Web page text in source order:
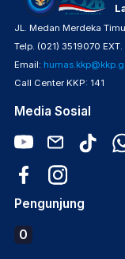
JL. Medan Merdeka
Telp. (021) 3519070
Email:
Call Center KKP: 141
Media Sosial
Pengunjung
0